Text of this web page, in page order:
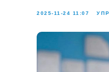
2025-11-24 11:07